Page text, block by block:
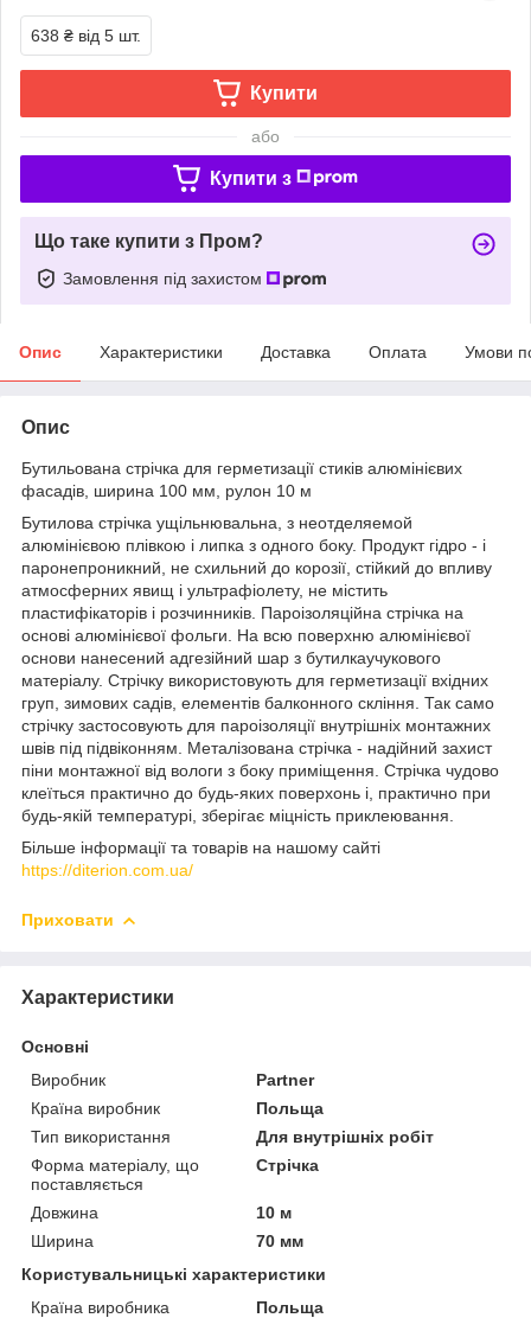
638 ₴ від 5 шт.
Купити
або
Купити з
Що таке купити з Пром?
Замовлення під захистом
Опис Характеристики Доставка Оплата Умови
Опис
Бутильована стрічка для герметизації стиків алюмінієвих
фасадів, ширина 100 мм, рулон 10 м
Бутилова стрічка ущільнювальна, з неотделяемой
алюмінієвою плівкою і липка з одного боку. Продукт гідро - і
паронепроникний, не схильний до корозії, стійкий до впливу
атмосферних явищ і ультрафіолету, не містить
пластифікаторів і розчинників. Пароізоляційна стрічка на
основі алюмінієвої фольги. На всю поверхню алюмінієвої
основи нанесений адгезійний шар з бутилкаучукового
матеріалу. Стрічку використовують для герметизації вхідних
груп, зимових садів, елементів балконного скління. Так само
стрічку застосовують для пароізоляції внутрішніх монтажних
швів під підвіконням. Металізована стрічка - надійний захист
піни монтажної від вологи з боку приміщення. Стрічка чудово
клеїться практично до будь-яких поверхонь і, практично при
будь-якій температурі, зберігає міцність приклеювання.
Більше інформації та товарів на нашому сайті
https://diterion.com.ua/
Приховати
Характеристики
Основні
Виробник
Partner
Країна виробник
Польща
Тип використання
Для внутрішніх робіт
Форма матеріалу, що
поставляється
Стрічка
Довжина
10 м
Ширина
70 мм
Користувальницькі характеристики
Країна виробника
Польща